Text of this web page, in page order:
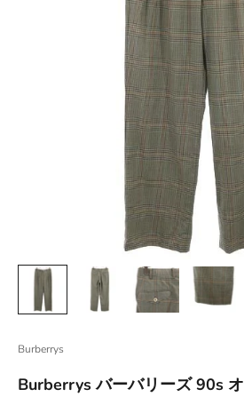
Burberrys
Burberrys バーバリーズ 90s